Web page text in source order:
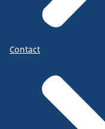
Contact